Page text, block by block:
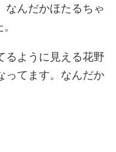
なんだかほたるちゃ
るように見える花野
ってます。なんだか